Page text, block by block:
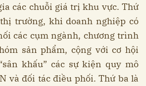
các chuỗi giá trị khu vực. Thứ
trường, khi doanh nghiệp có
các cụm ngành, chương trình
sản phẩm, cộng với cơ hội
khấu” các sự kiện quy mô
và đối tác điều phối. Thứ ba là